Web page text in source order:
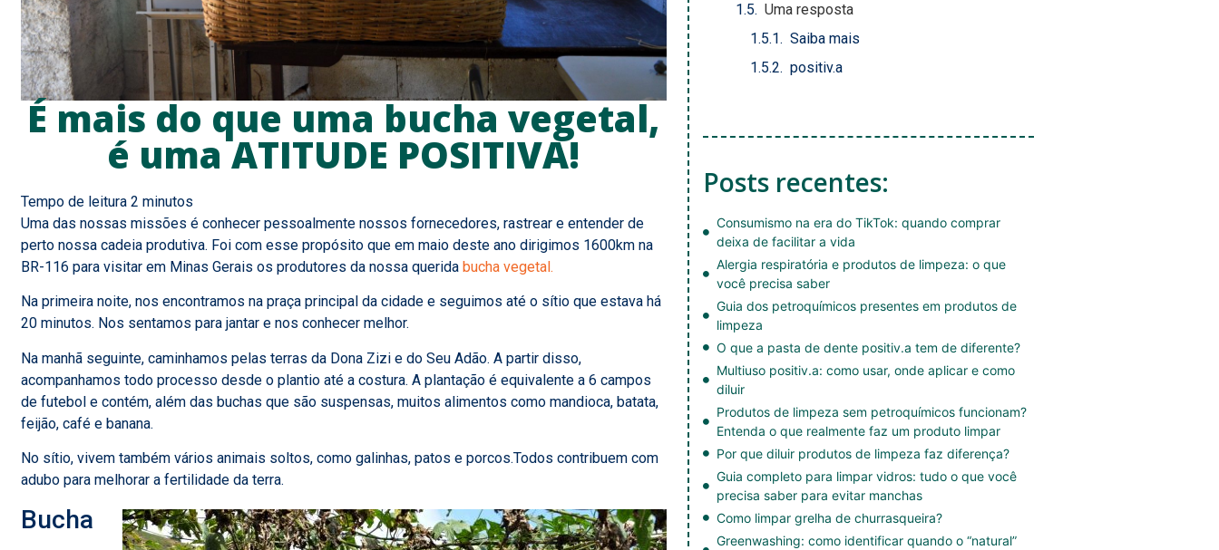
É mais do que uma bucha vegetal,
é uma ATITUDE POSITIVA!
Uma das nossas missões é conhecer pessoalmente nossos fornecedores, rastrear e entender de
perto nossa cadeia produtiva. Foi com esse propósito que em maio deste ano dirigimos 1600km na
BR-116 para visitar em Minas Gerais os produtores da nossa querida bucha vegetal.
Na primeira noite, nos encontramos na praça principal da cidade e seguimos até o sítio que estava há
20 minutos. Nos sentamos para jantar e nos conhecer melhor.
Na manhã seguinte, caminhamos pelas terras da Dona Zizi e do Seu Adão. A partir disso,
acompanhamos todo processo desde o plantio até a costura. A plantação é equivalente a 6 campos
de futebol e contém, além das buchas que são suspensas, muitos alimentos como mandioca, batata,
feijão, café e banana.
No sítio, vivem também vários animais soltos, como galinhas, patos e porcos.Todos contribuem com
adubo para melhorar a fertilidade da terra.
Bucha
Uma resposta
Saiba mais
positiv.a
Posts recentes:
Consumismo na era do TikTok: quando comprar
deixa de facilitar a vida
Alergia respiratória e produtos de limpeza: o que
você precisa saber
Guia dos petroquímicos presentes em produtos de
limpeza
O que a pasta de dente positiv.a tem de diferente?
Multiuso positiv.a: como usar, onde aplicar e como
diluir
Produtos de limpeza sem petroquímicos funcionam?
Entenda o que realmente faz um produto limpar
Por que diluir produtos de limpeza faz diferença?
Guia completo para limpar vidros: tudo o que você
precisa saber para evitar manchas
Como limpar grelha de churrasqueira?
Greenwashing: como identificar quando o “natural”